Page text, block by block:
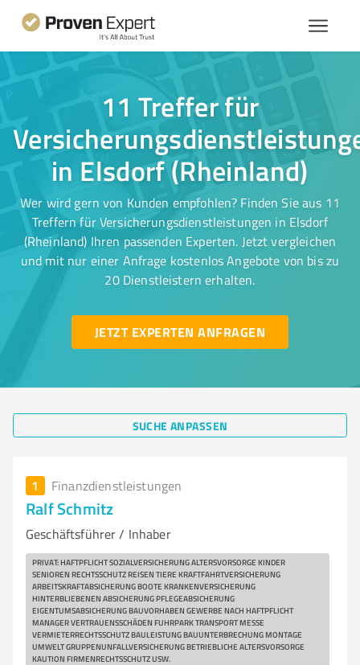
11 Treffer für
in Elsdorf (Rheinland)
Wer wird gern von Kunden empfohlen? Finden Sie aus 11
Treffern für Versicherungsdienstleistungen in Elsdorf
(Rheinland) Ihren passenden Experten. Jetzt vergleichen
und mit nur einer Anfrage kostenlos Angebote von bis zu
20 Dienstleistern erhalten.
JETZT EXPERTEN ANFRAGEN
SUCHE ANPASSEN
1 Finanzdienstleistungen
Ralf Schmitz
Geschäftsführer / Inhaber
PRIVAT: HAFTPFLICHT SOZIALVERSICHERUNG ALTERSVORSORGE KINDER
SENIOREN RECHTSSCHUTZ REISEN TIERE KRAFTFAHRTVERSICHERUNG
ARBEITSKRAFTABSICHERUNG BOOTE KRANKENVERSICHERUNG
HINTERBLIEBENEN ABSICHERUNG PFLEGEABSICHERUNG
EIGENTUMSABSICHERUNG BAUVORHABEN GEWERBE NACH HAFTPFLICHT
MANAGER VERTRAUENSSCHÄDEN FUHRPARK TRANSPORT MESSE
VERMIETERRECHTSSCHUTZ BAULEISTUNG BAUUNTERBRECHUNG MONTAGE
UMWELT GRUPPENUNFALLVERSICHERUNG BETRIEBLICHE ALTERSVORSORGE
KAUTION FIRMENRECHTSSCHUTZ USW.